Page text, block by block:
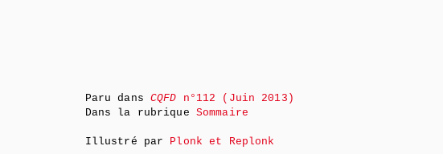
Paru dans CQFD n°112 (Juin 2013)
Dans la rubrique Sommaire
Illustré par Plonk et Replonk